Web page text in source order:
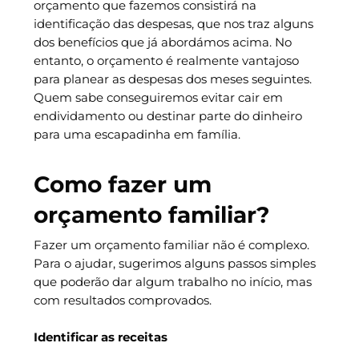
orçamento que fazemos consistirá na
identificação das despesas, que nos traz alguns
dos benefícios que já abordámos acima. No
entanto, o orçamento é realmente vantajoso
para planear as despesas dos meses seguintes.
Quem sabe conseguiremos evitar cair em
endividamento ou destinar parte do dinheiro
para uma escapadinha em família.
Como fazer um
orçamento familiar?
Fazer um orçamento familiar não é complexo.
Para o ajudar, sugerimos alguns passos simples
que poderão dar algum trabalho no início, mas
com resultados comprovados.
Identificar as receitas